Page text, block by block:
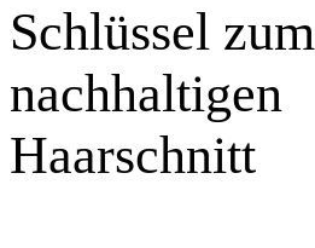
Schlüssel zum
nachhaltigen
Haarschnitt